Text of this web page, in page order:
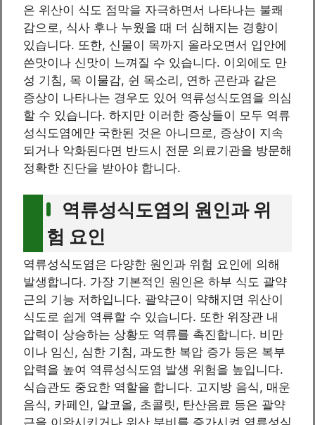
은 위산이 식도 점막을 자극하면서 나타나는 불쾌
감으로, 식사 후나 누웠을 때 더 심해지는 경향이
있습니다. 또한, 신물이 목까지 올라오면서 입안에
쓴맛이나 신맛이 느껴질 수 있습니다. 이외에도 만
성 기침, 목 이물감, 쉰 목소리, 연하 곤란과 같은
증상이 나타나는 경우도 있어 역류성식도염을 의심
할 수 있습니다. 하지만 이러한 증상들이 모두 역류
성식도염에만 국한된 것은 아니므로, 증상이 지속
되거나 악화된다면 반드시 전문 의료기관을 방문해
정확한 진단을 받아야 합니다.
역류성식도염의 원인과 위
험 요인
역류성식도염은 다양한 원인과 위험 요인에 의해
발생합니다. 가장 기본적인 원인은 하부 식도 괄약
근의 기능 저하입니다. 괄약근이 약해지면 위산이
식도로 쉽게 역류할 수 있습니다. 또한 위장관 내
압력이 상승하는 상황도 역류를 촉진합니다. 비만
이나 임신, 심한 기침, 과도한 복압 증가 등은 복부
압력을 높여 역류성식도염 발생 위험을 높입니다.
식습관도 중요한 역할을 합니다. 고지방 음식, 매운
음식, 카페인, 알코올, 초콜릿, 탄산음료 등은 괄약